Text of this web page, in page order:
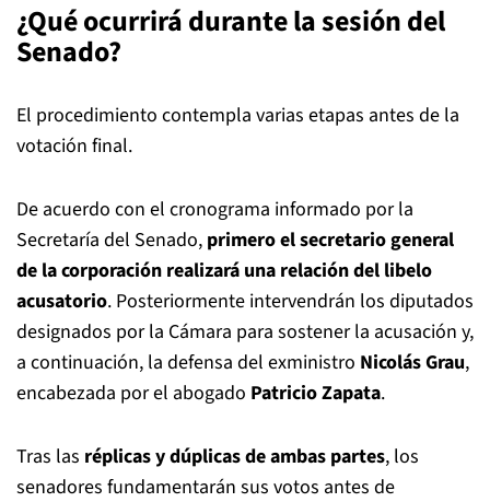
¿Qué ocurrirá durante la sesión del
Senado?
El procedimiento contempla varias etapas antes de la
votación final.
De acuerdo con el cronograma informado por la
Secretaría del Senado, primero el secretario general
de la corporación realizará una relación del libelo
acusatorio. Posteriormente intervendrán los diputados
designados por la Cámara para sostener la acusación y,
a continuación, la defensa del exministro Nicolás Grau,
encabezada por el abogado Patricio Zapata.
Tras las réplicas y dúplicas de ambas partes, los
senadores fundamentarán sus votos antes de